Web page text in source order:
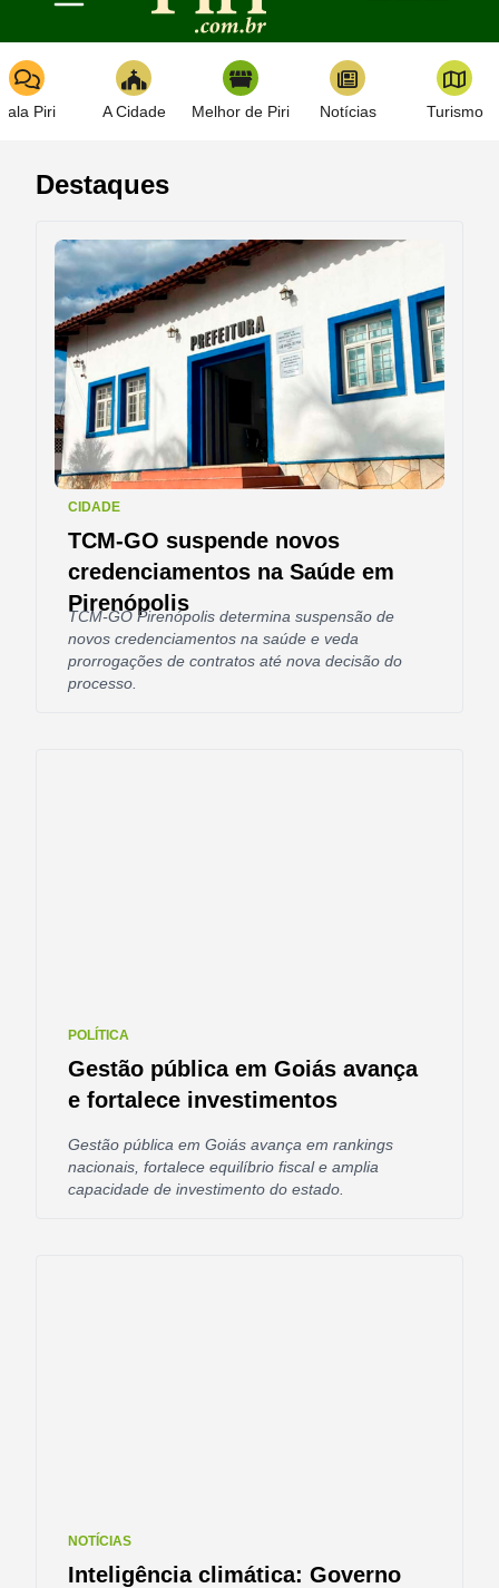
Toggle navigation
Piri A Cidade Melhor de Piri Notícias Turismo
Destaques
CIDADE
TCM-GO suspende novos
credenciamentos na Saúde em
Pirenópolis
TCM-GO Pirenópolis determina suspensão de
novos credenciamentos na saúde e veda
prorrogações de contratos até nova decisão do
processo.
POLÍTICA
Gestão pública em Goiás avança
e fortalece investimentos
Gestão pública em Goiás avança em rankings
nacionais, fortalece equilíbrio fiscal e amplia
capacidade de investimento do estado.
NOTÍCIAS
Inteligência climática: Governo